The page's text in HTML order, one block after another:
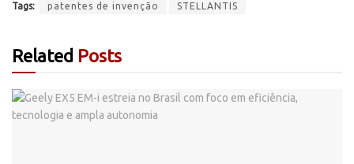
Tags: patentes de invenção STELLANTIS
Related Posts